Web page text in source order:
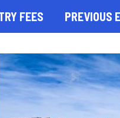
FEES PREVIOUS